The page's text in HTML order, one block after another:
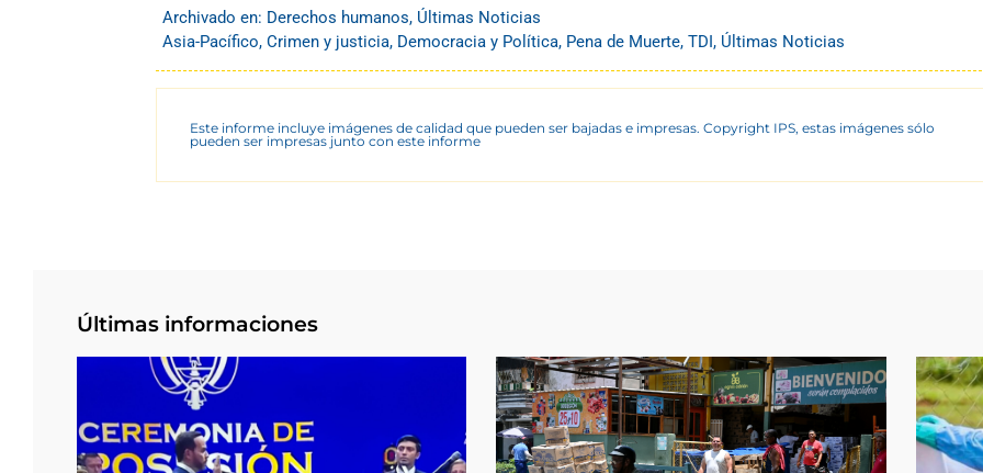
Archivado en: Derechos humanos, Últimas Noticias
Asia-Pacífico, Crimen y justicia, Democracia y Política, Pena de Muerte, TDI, Últimas Noticias
Este informe incluye imágenes de calidad que pueden ser bajadas e impresas. Copyright IPS, estas imágenes sólo
pueden ser impresas junto con este informe
Últimas informaciones